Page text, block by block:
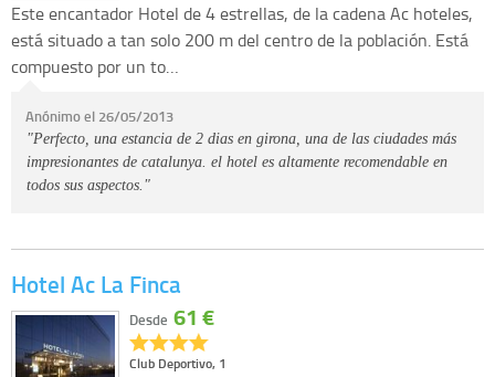
Este encantador Hotel de 4 estrellas, de la cadena Ac hoteles,
está situado a tan solo 200 m del centro de la población. Está
compuesto por un to…
Anónimo el 26/05/2013
"Perfecto, una estancia de 2 dias en girona, una de las ciudades más
impresionantes de catalunya. el hotel es altamente recomendable en
todos sus aspectos."
Hotel Ac La Finca
Club Deportivo, 1
Desde 61 €